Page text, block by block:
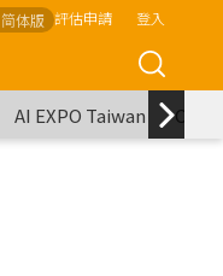
简体版 評估申請 登入
AI EXPO Taiwan